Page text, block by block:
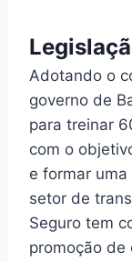
Adotando o
governo de
para treinar
com o
e formar
setor de
Seguro tem
promoção de